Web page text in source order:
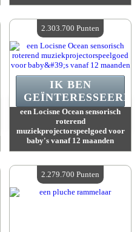
Beschikbare hoeveelheid :4
een Locisne Ocean sensorisch
roterend
muziekprojectorspeelgoed voor
baby's vanaf 12 maanden
Beschikbare hoeveelheid :4
IK BEN
GEÏNTERESSEERD.
2.303.700 Punten
2.279.700 Punten